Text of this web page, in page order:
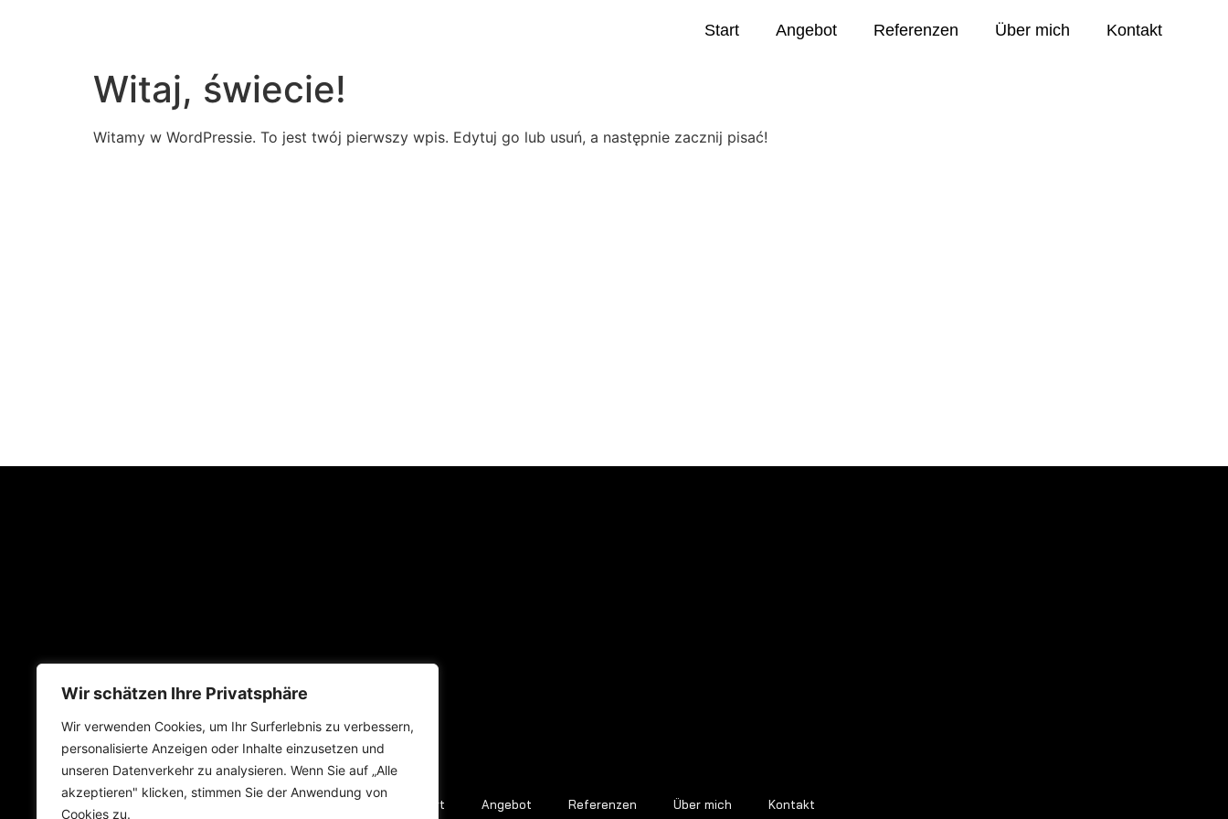
Wir schätzen Ihre Privatsphäre
Wir verwenden Cookies, um Ihr Surferlebnis zu verbessern,
personalisierte Anzeigen oder Inhalte einzusetzen und
unseren Datenverkehr zu analysieren. Wenn Sie auf „Alle
akzeptieren" klicken, stimmen Sie der Anwendung von
Cookies zu.
Start Angebot Referenzen Über mich Kontakt
Witaj, świecie!
Witamy w WordPressie. To jest twój pierwszy wpis. Edytuj go lub usuń, a następnie zacznij pisać!
Start Angebot Referenzen Über mich Kontakt